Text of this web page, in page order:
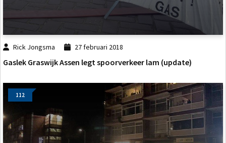
Rick Jongsma 27 februari 2018
Gaslek Graswijk Assen legt spoorverkeer lam (update)
112